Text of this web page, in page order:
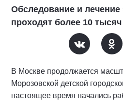
Обследование и лечение
проходят более 10
В Москве продолжается
Морозовской детской
настоящее время начались